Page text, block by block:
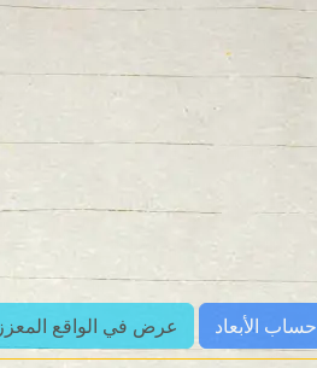
حساب الأبعاد عرض في الواقع المعزز